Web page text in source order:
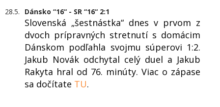
28.5. Dánsko “16“ - SR “16“ 2:1
Slovenská „šestnástka“ dnes v prvom z
dvoch prípravných stretnutí s domácim
Dánskom podľahla svojmu súperovi 1:2.
Jakub Novák odchytal celý duel a Jakub
Rakyta hral od 76. minúty. Viac o zápase
sa dočítate TU.